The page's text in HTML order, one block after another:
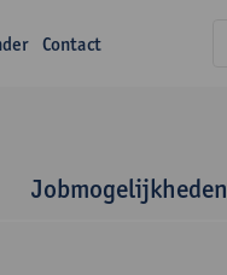
Contact
Jobmogelijkheden